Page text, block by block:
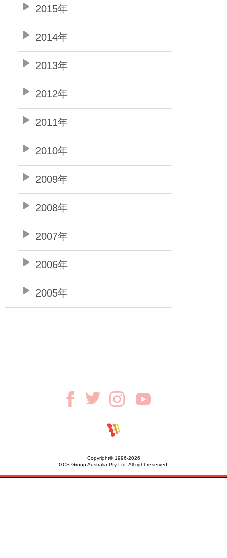
2015年
2014年
2013年
2012年
2011年
2010年
2009年
2008年
2007年
2006年
2005年
Copyright© 1996-2026
GCS Group Australia Pty Ltd. All right reserved.